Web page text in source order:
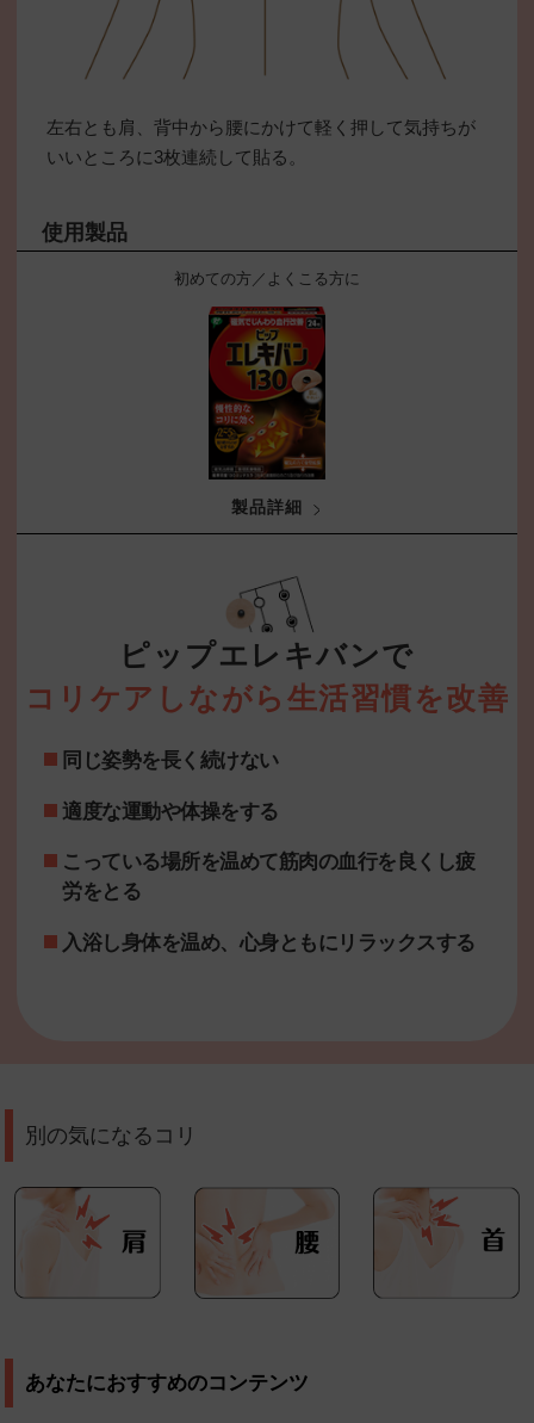
左右とも肩、背中から腰にかけて軽く押して気持ちが
いいところに3枚連続して貼る。
使用製品
初めての方／よくこる方に
製品詳細
ピップエレキバンで
コリケアしながら生活習慣を改善
同じ姿勢を長く続けない
適度な運動や体操をする
こっている場所を温めて筋肉の血行を良くし疲
労をとる
入浴し身体を温め、心身ともにリラックスする
別の気になるコリ
あなたにおすすめのコンテンツ